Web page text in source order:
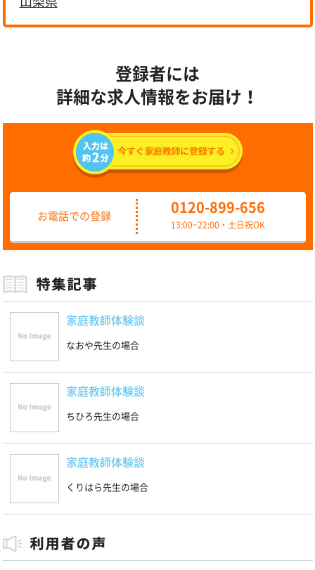
登録者には
詳細な求人情報をお届け！
お電話での登録
0120-899-656
13:00~22:00・土日祝OK
家庭教師体験談
なおや先生の場合
家庭教師体験談
ちひろ先生の場合
家庭教師体験談
くりはら先生の場合